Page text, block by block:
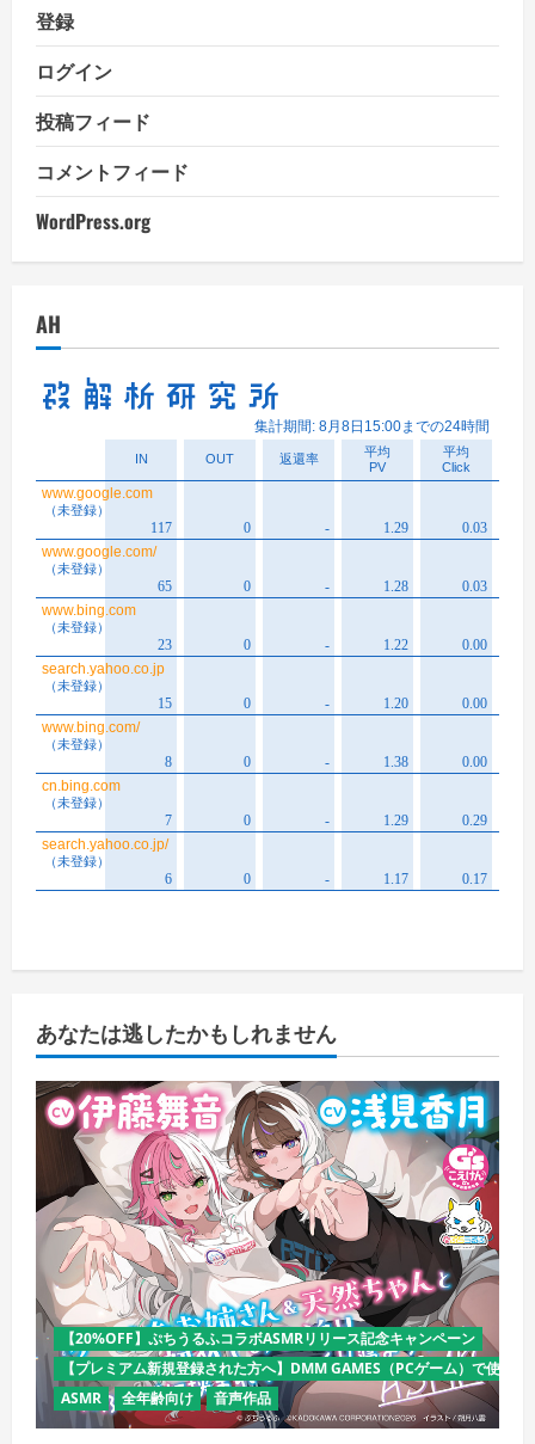
登録
ログイン
投稿フィード
コメントフィード
WordPress.org
AH
あなたは逃したかもしれません
【20%OFF】ぷちうるふコラボASMRリリース記念キャンペーン
【プレミアム新規登録された方へ】DMM GAMES（PCゲーム）で使え
ASMR
全年齢向け 音声作品